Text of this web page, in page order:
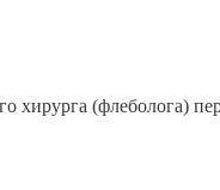
хирурга (флеболога)